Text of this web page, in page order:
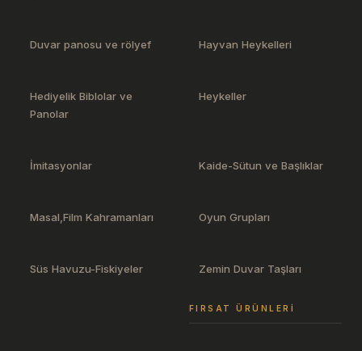
Duvar panosu ve rölyef Hayvan Heykelleri
Hediyelik Biblolar ve
Panolar
Heykeller
İmitasyonlar Kaide-Sütun ve Başlıklar
Masal,Film Kahramanları Oyun Grupları
Süs Havuzu-Fiskiyeler Zemin Duvar Taşları
FIRSAT ÜRÜNLERI